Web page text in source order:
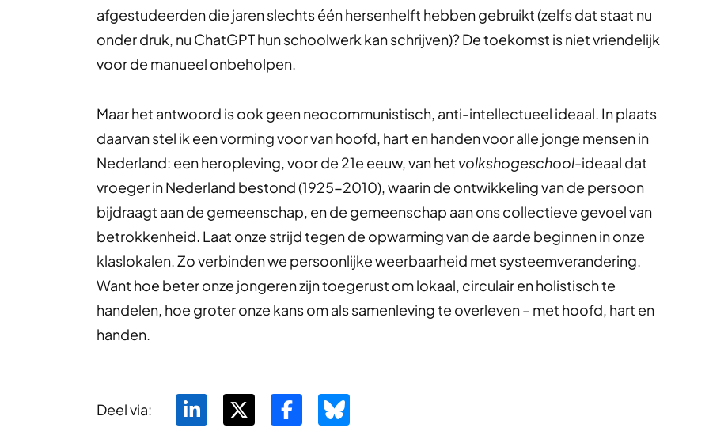
afgestudeerden die jaren slechts één hersenhelft hebben gebruikt (zelfs dat staat nu
onder druk, nu ChatGPT hun schoolwerk kan schrijven)? De toekomst is niet vriendelijk
voor de manueel onbeholpen.
Maar het antwoord is ook geen neocommunistisch, anti-intellectueel ideaal. In plaats
daarvan stel ik een vorming voor van hoofd, hart en handen voor alle jonge mensen in
Nederland: een heropleving, voor de 21e eeuw, van het volkshogeschool-ideaal dat
vroeger in Nederland bestond (1925-2010), waarin de ontwikkeling van de persoon
bijdraagt aan de gemeenschap, en de gemeenschap aan ons collectieve gevoel van
betrokkenheid. Laat onze strijd tegen de opwarming van de aarde beginnen in onze
klaslokalen. Zo verbinden we persoonlijke weerbaarheid met systeemverandering.
Want hoe beter onze jongeren zijn toegerust om lokaal, circulair en holistisch te
handelen, hoe groter onze kans om als samenleving te overleven – met hoofd, hart en
handen.
Deel via: